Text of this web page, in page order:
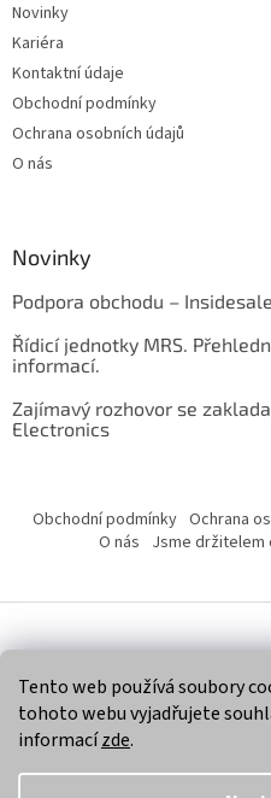
Tento web používá soubory
tohoto webu vyjadřujete
informacízde.
Novinky
Kariéra
Kontaktní údaje
Obchodní podmínky
Ochrana osobních údajů
O nás
Novinky
Podpora obchodu –
Řídicí jednotky MRS.
informací.
Zajímavý rozhovor se
Electronics
Obchodní podmínky Ochrana
O nás Jsme držitelem
Copyright 2026